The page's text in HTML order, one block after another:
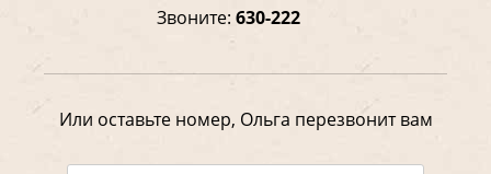
Звоните:630-222
Или оставьте номер, Ольга перезвонит вам